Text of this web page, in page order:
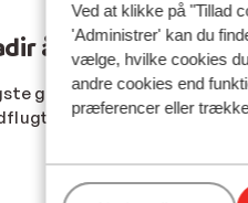
Ved at klikke på "Tillad
'Administrer' kan du
vælge, hvilke cookies
andre cookies end
præferencer eller
året rundt?
grunde til, at byen er så
Selv i